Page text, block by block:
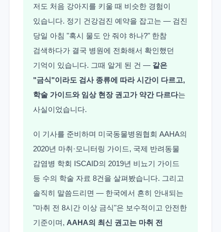
저도 처음 강아지를 키울 때 비슷한 경험이
있습니다. 정기 건강검진 예약을 잡고는 — 검진
당일 아침 "혹시 물도 안 줘야 하나?" 한참
검색하다가 결국 병원에 전화해서 확인했던
기억이 있습니다. 그때 알게 된 건 — 같은
"금식"이라도 검사 종류에 따라 시간이 다르고,
학술 가이드와 임상 현장 권고가 약간 다르다는
사실이었습니다.
이 기사를 준비하며 미국동물병원협회 AAHA의
2020년 마취·모니터링 가이드, 국제 반려동물
감염병 학회 ISCAID의 2019년 비뇨기 가이드
등 수의 학술 자료 8건을 살펴봤습니다. 그리고
솔직히 말씀드리면 — 한국에서 흔히 안내되는
"마취 전 8시간 이상 금식"은 보수적이고 안전한
기준이며, AAHA의 최신 권고는 마취 전